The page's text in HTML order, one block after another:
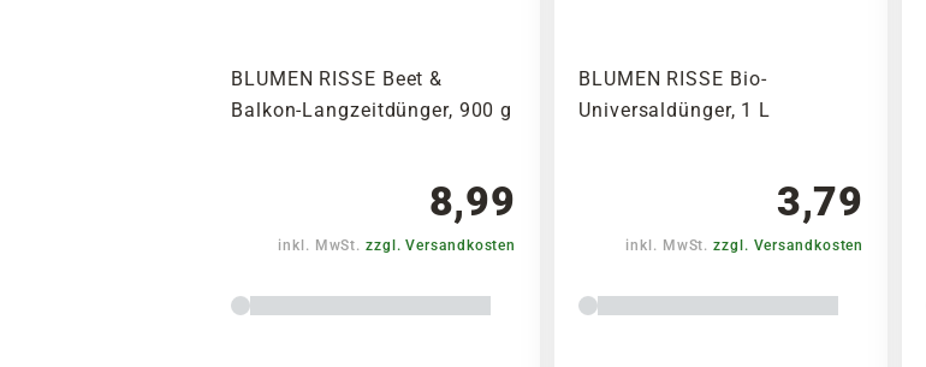
BLUMEN RISSE Beet &
Balkon-Langzeitdünger, 900 g
8,99
inkl. MwSt.zzgl. Versandkosten
BLUMEN RISSE Bio-
Universaldünger, 1 L
3,79
inkl. MwSt.zzgl. Versandkosten